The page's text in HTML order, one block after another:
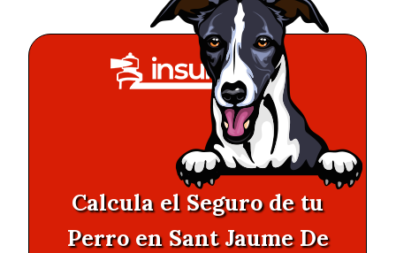
Calcula el Seguro de tu
Perro en Sant Jaume De